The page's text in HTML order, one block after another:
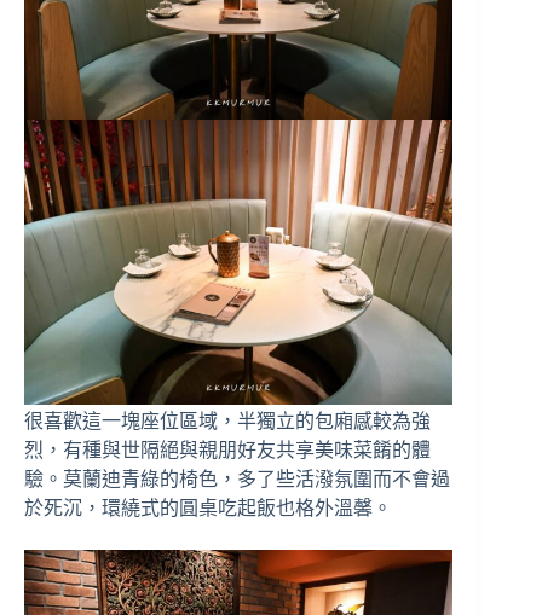
很喜歡這一塊座位區域，半獨立的包廂感較為強
烈，有種與世隔絕與親朋好友共享美味菜餚的體
驗。莫蘭迪青綠的椅色，多了些活潑氛圍而不會過
於死沉，環繞式的圓桌吃起飯也格外溫馨。